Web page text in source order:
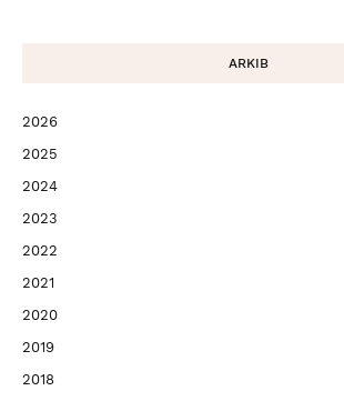
ARKIB
2026
2025
2024
2023
2022
2021
2020
2019
2018